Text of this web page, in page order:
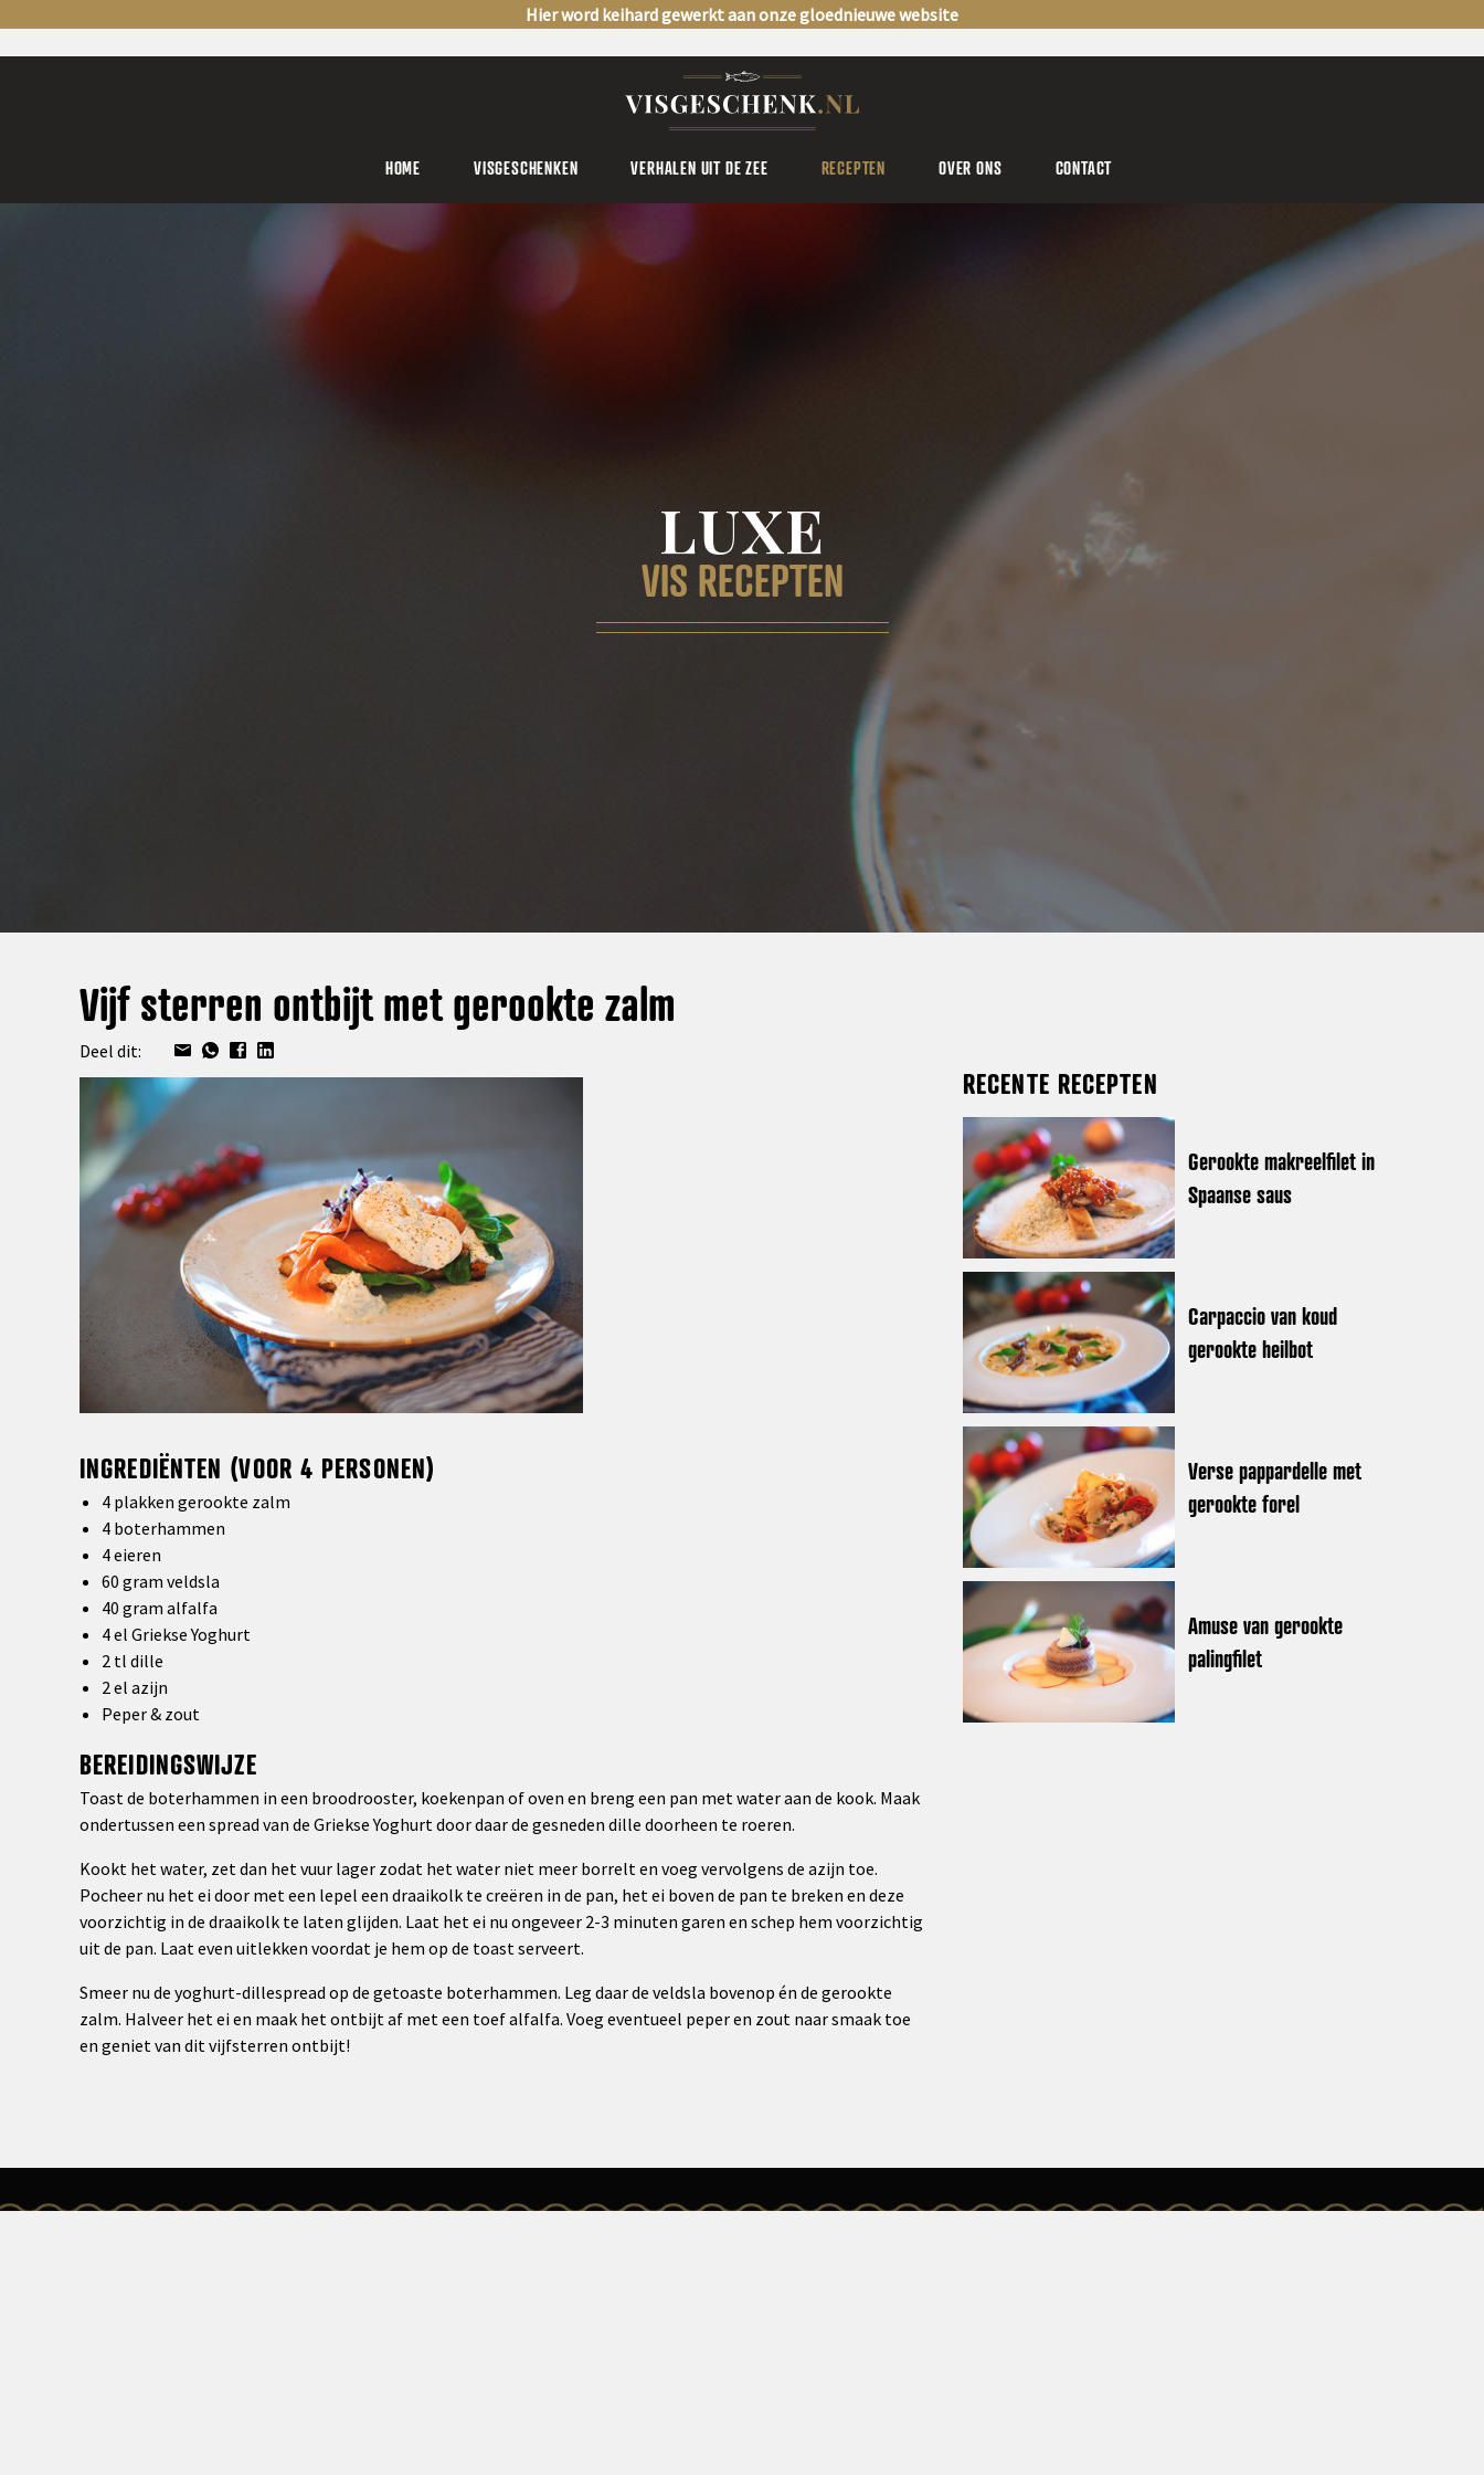
Hier word keihard gewerkt aan onze gloednieuwe website
HOME VISGESCHENKEN VERHALEN UIT DE ZEE RECEPTEN OVER ONS CONTACT
LUXE
VIS RECEPTEN
Vijf sterren ontbijt met gerookte zalm
Deel dit:
INGREDIËNTEN (VOOR 4 PERSONEN)
4 plakken gerookte zalm
4 boterhammen
4 eieren
60 gram veldsla
40 gram alfalfa
4 el Griekse Yoghurt
2 tl dille
2 el azijn
Peper & zout
BEREIDINGSWIJZE
Toast de boterhammen in een broodrooster, koekenpan of oven en breng een pan met water aan de kook. Maak
ondertussen een spread van de Griekse Yoghurt door daar de gesneden dille doorheen te roeren.
Kookt het water, zet dan het vuur lager zodat het water niet meer borrelt en voeg vervolgens de azijn toe.
Pocheer nu het ei door met een lepel een draaikolk te creëren in de pan, het ei boven de pan te breken en deze
voorzichtig in de draaikolk te laten glijden. Laat het ei nu ongeveer 2-3 minuten garen en schep hem voorzichtig
uit de pan. Laat even uitlekken voordat je hem op de toast serveert.
Smeer nu de yoghurt-dillespread op de getoaste boterhammen. Leg daar de veldsla bovenop én de gerookte
zalm. Halveer het ei en maak het ontbijt af met een toef alfalfa. Voeg eventueel peper en zout naar smaak toe
en geniet van dit vijfsterren ontbijt!
RECENTE RECEPTEN
Gerookte makreelfilet in
Spaanse saus
Carpaccio van koud
gerookte heilbot
Verse pappardelle met
gerookte forel
Amuse van gerookte
palingfilet